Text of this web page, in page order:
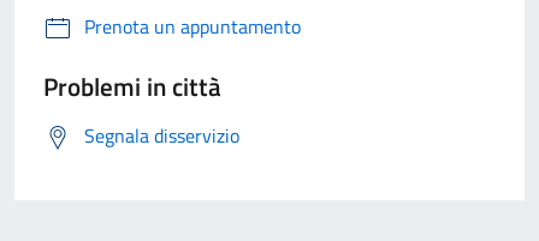
Prenota un appuntamento
Problemi in città
Segnala disservizio